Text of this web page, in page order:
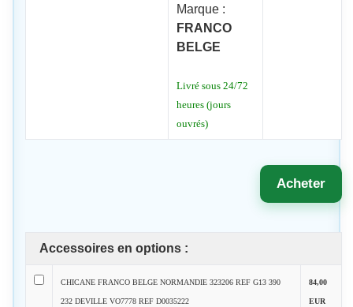
Marque :
FRANCO
BELGE
Livré sous 24/72
heures (jours
ouvrés)
Acheter
Accessoires en options :
CHICANE FRANCO BELGE NORMANDIE 323206 REF G13 390
232 DEVILLE VO7778 REF D0035222
84,00
EUR